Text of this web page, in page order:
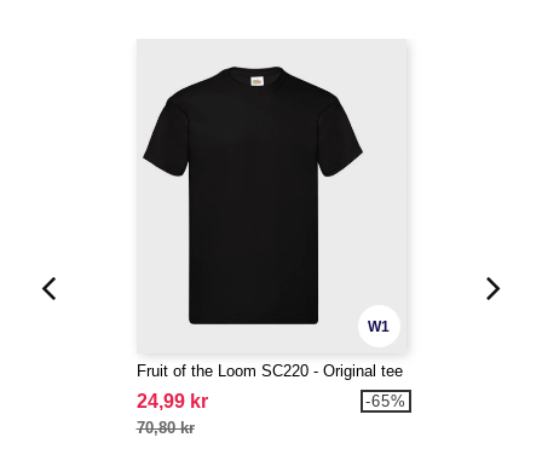
W1
Fruit of the Loom SC220 - Original tee
24,99 kr
70,80 kr
-65%